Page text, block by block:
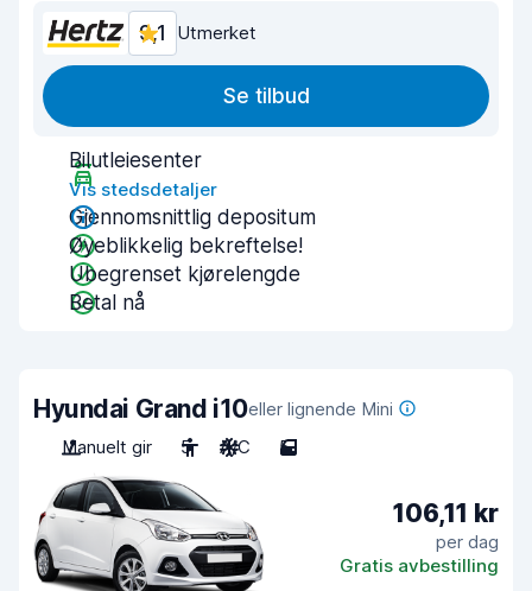
9,1 Utmerket
Se tilbud
Bilutleiesenter
Vis stedsdetaljer
Gjennomsnittlig depositum
Øyeblikkelig bekreftelse!
Ubegrenset kjørelengde
Betal nå
Hyundai Grand i10eller lignende Mini
Manuelt gir
5 A/C 5
106,11 kr
per dag
Gratis avbestilling